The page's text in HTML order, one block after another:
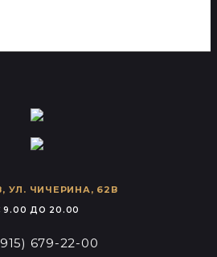
УЛ. ЧИЧЕРИНА, 62В
9.00 ДО 20.00
679-22-00